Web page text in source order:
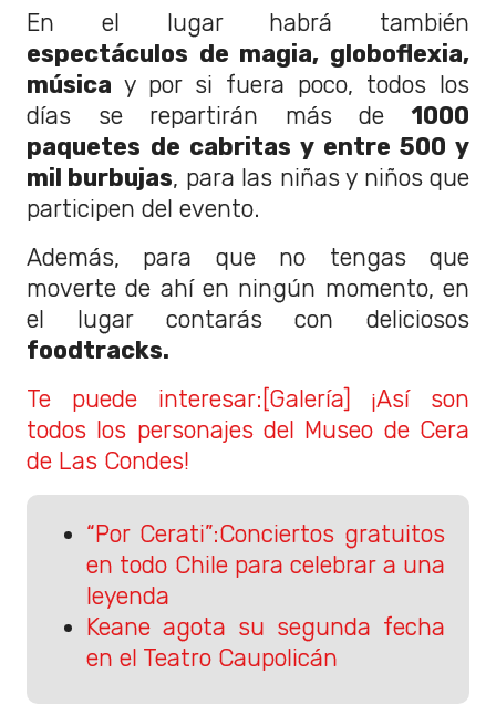
En el lugar habrá también
espectáculos de magia, globoflexia,
música y por si fuera poco, todos los
días se repartirán más de1000
paquetes de cabritas y entre 500 y
mil burbujas, para las niñas y niños que
participen del evento.
Además, para que no tengas que
moverte de ahí en ningún momento, en
el lugar contarás con deliciosos
foodtracks.
Te puede interesar:[Galería] ¡Así son
todos los personajes del Museo de Cera
de Las Condes!
“Por Cerati”:Conciertos gratuitos
en todo Chile para celebrar a una
leyenda
Keane agota su segunda fecha
en el Teatro Caupolicán